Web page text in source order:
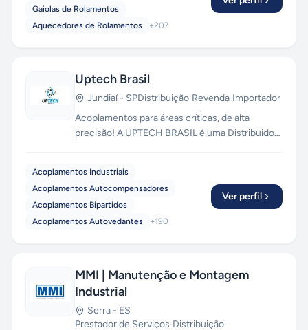
Gaiolas de Rolamentos
Aquecedores de Rolamentos
+207
Uptech Brasil
Jundiaí- SPDistribuição·Revenda·Importador
Acoplamentos para áreas críticas, de alta
precisão! A UPTECH BRASIL é uma Distribuidora
estoque grande, com disponibilidade de envio
via aéreo, transportadoras, moto-express,
correios e retirada em loja física! Temos
produtos importados e nacionais, com garantia
Acoplamentos Industriais
Acoplamentos Autocompensadores
Acoplamentos Bipartidos
Acoplamentos Autovedantes
+190
Ver perfil
MMI | Manutenção e Montagem
Industrial
Serra - ES
Prestador de Serviços·Distribuição·